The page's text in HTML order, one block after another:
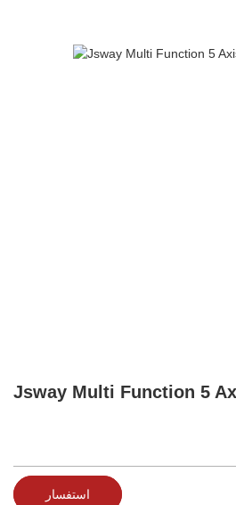
Jsway Multi Function 5
استفسار